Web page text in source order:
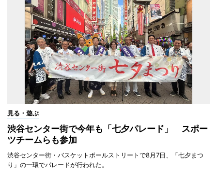
見る・遊ぶ
渋谷センター街で今年も「七夕パレード」 スポー
ツチームらも参加
渋谷センター街・バスケットボールストリートで8月7日、「七夕まつ
り」の一環でパレードが行われた。